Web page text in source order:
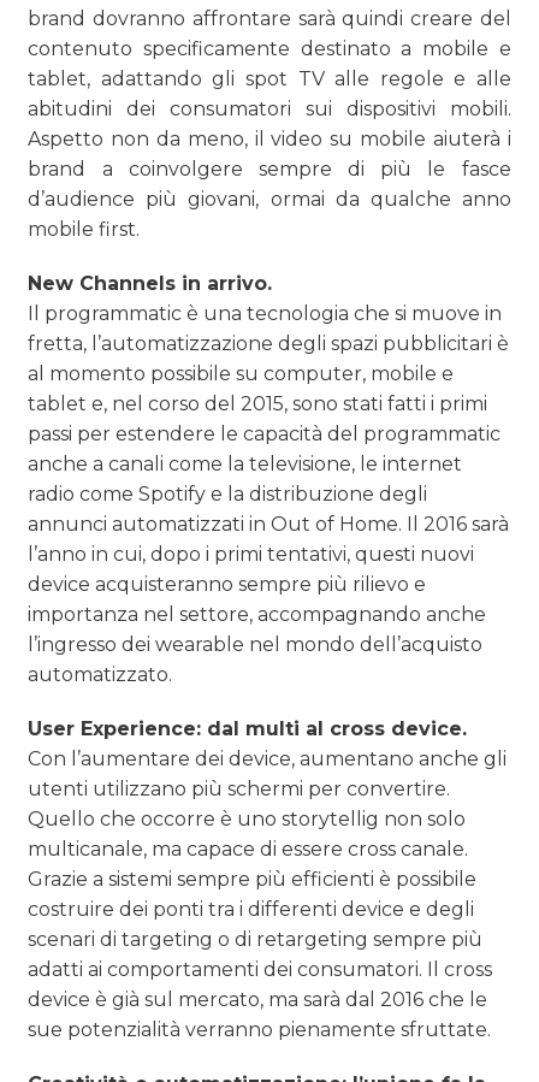
brand dovranno affrontare sarà quindi creare del
contenuto specificamente destinato a mobile e
tablet, adattando gli spot TV alle regole e alle
abitudini dei consumatori sui dispositivi mobili.
Aspetto non da meno, il video su mobile aiuterà i
brand a coinvolgere sempre di più le fasce
d’audience più giovani, ormai da qualche anno
mobile first.
New Channels in arrivo.
Il programmatic è una tecnologia che si muove in
fretta, l’automatizzazione degli spazi pubblicitari è
al momento possibile su computer, mobile e
tablet e, nel corso del 2015, sono stati fatti i primi
passi per estendere le capacità del programmatic
anche a canali come la televisione, le internet
radio come Spotify e la distribuzione degli
annunci automatizzati in Out of Home. Il 2016 sarà
l’anno in cui, dopo i primi tentativi, questi nuovi
device acquisteranno sempre più rilievo e
importanza nel settore, accompagnando anche
l’ingresso dei wearable nel mondo dell’acquisto
automatizzato.
User Experience: dal multi al cross device.
Con l’aumentare dei device, aumentano anche gli
utenti utilizzano più schermi per convertire.
Quello che occorre è uno storytellig non solo
multicanale, ma capace di essere cross canale.
Grazie a sistemi sempre più efficienti è possibile
costruire dei ponti tra i differenti device e degli
scenari di targeting o di retargeting sempre più
adatti ai comportamenti dei consumatori. Il cross
device è già sul mercato, ma sarà dal 2016 che le
sue potenzialità verranno pienamente sfruttate.